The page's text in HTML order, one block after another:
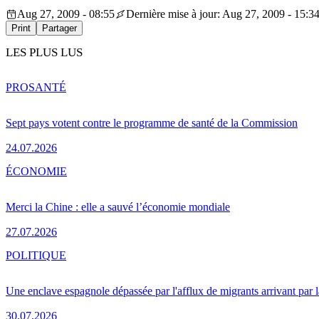
Aug 27, 2009 - 08:55
Dernière mise à jour: Aug 27, 2009 - 15:34
Print Partager
LES PLUS LUS
Sept pays votent contre le programme de santé de la Commission
24.07.2026
PROSANTÉ
Merci la Chine : elle a sauvé l’économie mondiale
27.07.2026
ÉCONOMIE
Une enclave espagnole dépassée par l'afflux de migrants arrivant par
30.07.2026
POLITIQUE